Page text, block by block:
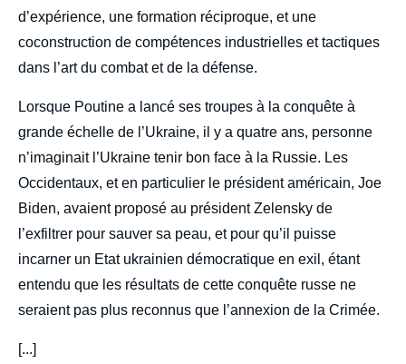
d’expérience, une formation réciproque, et une
coconstruction de compétences industrielles et tactiques
dans l’art du combat et de la défense.
Lorsque Poutine a lancé ses troupes à la conquête à
grande échelle de l’Ukraine, il y a quatre ans, personne
n’imaginait l’Ukraine tenir bon face à la Russie. Les
Occidentaux, et en particulier le président américain, Joe
Biden, avaient proposé au président Zelensky de
l’exfiltrer pour sauver sa peau, et pour qu’il puisse
incarner un Etat ukrainien démocratique en exil, étant
entendu que les résultats de cette conquête russe ne
seraient pas plus reconnus que l’annexion de la Crimée.
[...]